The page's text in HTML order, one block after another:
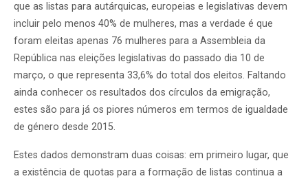
que as listas para autárquicas, europeias e legislativas devem
incluir pelo menos 40% de mulheres, mas a verdade é que
foram eleitas apenas 76 mulheres para a Assembleia da
República nas eleições legislativas do passado dia 10 de
março, o que representa 33,6% do total dos eleitos. Faltando
ainda conhecer os resultados dos círculos da emigração,
estes são para já os piores números em termos de igualdade
de género desde 2015.
Estes dados demonstram duas coisas: em primeiro lugar, que
a existência de quotas para a formação de listas continua a